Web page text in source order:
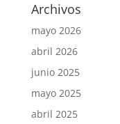
Archivos
mayo 2026
abril 2026
junio 2025
mayo 2025
abril 2025